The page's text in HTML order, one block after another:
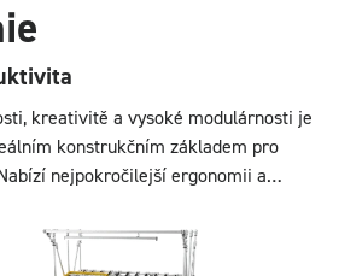
kreativitě a vysoké modulárnosti je
konstrukčním základem pro
nejpokročilejší ergonomii a
komfort. Lehký a robustní trubkový
jen výhody, pokud jde o snadné použití,
modernizace, je přirozenou volbou.